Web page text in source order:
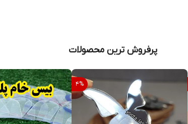
پرفروش ترین محصولات
4%